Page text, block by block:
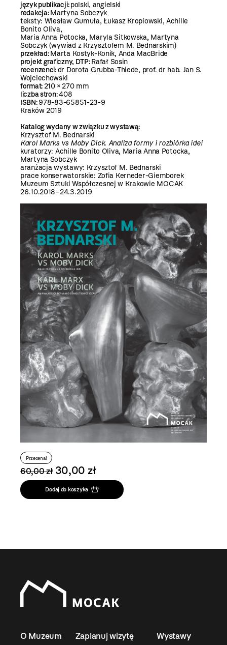
język publikacji:polski, angielski
redakcja:Martyna Sobczyk
teksty: Wiesław Gumuła, Łukasz Kropiowski, Achille
Bonito Oliva,
Maria Anna Potocka, Maryla Sitkowska, Martyna
Sobczyk (wywiad z Krzysztofem M. Bednarskim)
przekład:Marta Kostyk-Konik, Anda MacBride
projekt graficzny, DTP:Rafał Sosin
recenzenci:dr Dorota Grubba-Thiede, prof. dr hab. Jan S.
Wojciechowski
format: 210 × 270 mm
liczba stron:408
ISBN:978-83-65851-23-9
Kraków 2019
Katalog wydany w związku z wystawą:
Krzysztof M. Bednarski
Karol Marks vs Moby Dick. Analiza formy i rozbiórka idei
kuratorzy: Achille Bonito Oliva, Maria Anna Potocka,
Martyna Sobczyk
aranżacja wystawy: Krzysztof M. Bednarski
prace konserwatorskie: Zofia Kerneder-Giemborek
Muzeum Sztuki Współczesnej w Krakowie MOCAK
26.10.2018–24.3.2019
Przecena!
60,00 zł 30,00 zł
Dodaj do koszyka
O Muzeum Zaplanuj wizytę Wystawy